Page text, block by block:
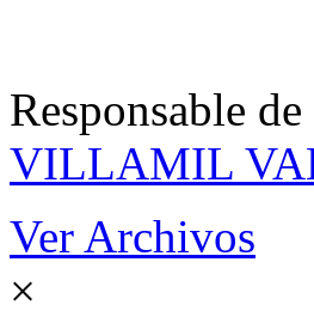
VILLAMIL
Ver Archivos
×